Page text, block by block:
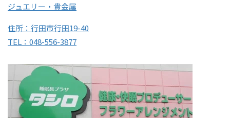
ジュエリー・貴金属
住所：行田市行田19-40
TEL：048-556-3877